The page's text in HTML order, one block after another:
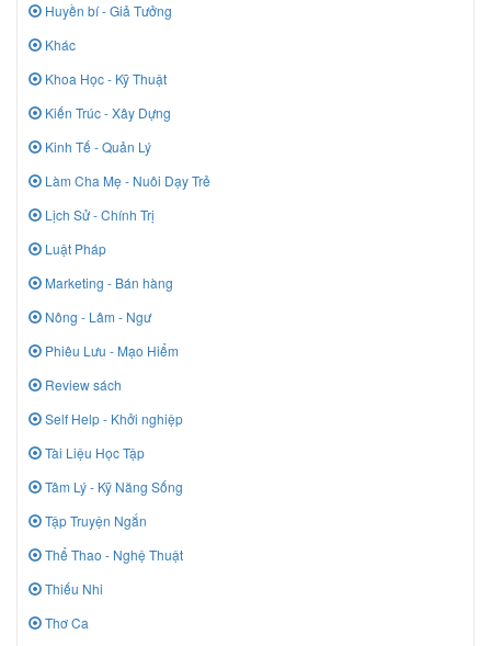
Huyền bí - Giả Tưởng
Khác
Khoa Học - Kỹ Thuật
Kiến Trúc - Xây Dựng
Kinh Tế - Quản Lý
Làm Cha Mẹ - Nuôi Dạy Trẻ
Lịch Sử - Chính Trị
Luật Pháp
Marketing - Bán hàng
Nông - Lâm - Ngư
Phiêu Lưu - Mạo Hiểm
Review sách
Self Help - Khởi nghiệp
Tài Liệu Học Tập
Tâm Lý - Kỹ Năng Sống
Tập Truyện Ngắn
Thể Thao - Nghệ Thuật
Thiếu Nhi
Thơ Ca